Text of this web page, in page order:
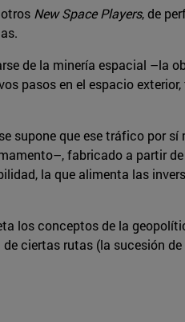
New Space Players, de
de la minería espacial –la
pasos en el espacio exterior,
supone que ese tráfico por sí
fabricado a partir
la que alimenta las
los conceptos de la
ciertas rutas (la sucesión